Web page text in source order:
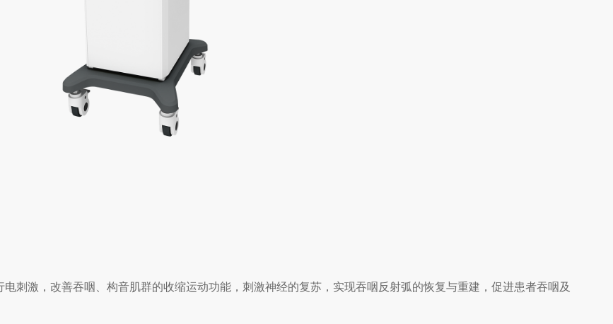
刺激，改善吞咽、构音肌群的收缩运动功能，刺激神经的复苏，实现吞咽反射弧的恢复与重建，促进患者吞咽及